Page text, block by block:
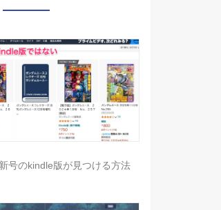
号のkindle版が見つける方法